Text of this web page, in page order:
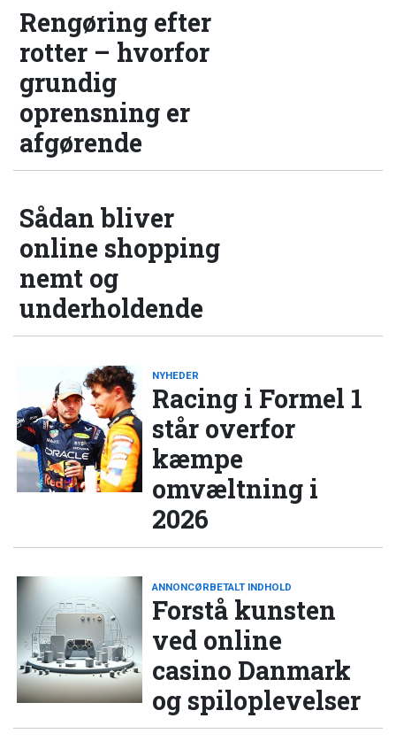
Rengøring efter
rotter – hvorfor
grundig
oprensning er
afgørende
Sådan bliver
online shopping
nemt og
underholdende
NYHEDER
Racing i Formel 1
står overfor
kæmpe
omvæltning i
2026
ANNONCØRBETALT INDHOLD
Forstå kunsten
ved online
casino Danmark
og spiloplevelser